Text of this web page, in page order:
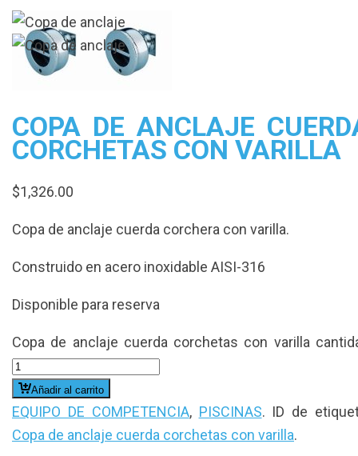
COPA DE ANCLAJE
CORCHETAS CON VARILLA
$1,326.00
Copa de anclaje cuerda corchera con varilla.
Construido en acero inoxidable AISI-316
Disponible para reserva
Copa de anclaje cuerda corchetas con varilla
Añadir al carrito
EQUIPO DE COMPETENCIA, PISCINAS. ID de
Copa de anclaje cuerda corchetas con varilla.